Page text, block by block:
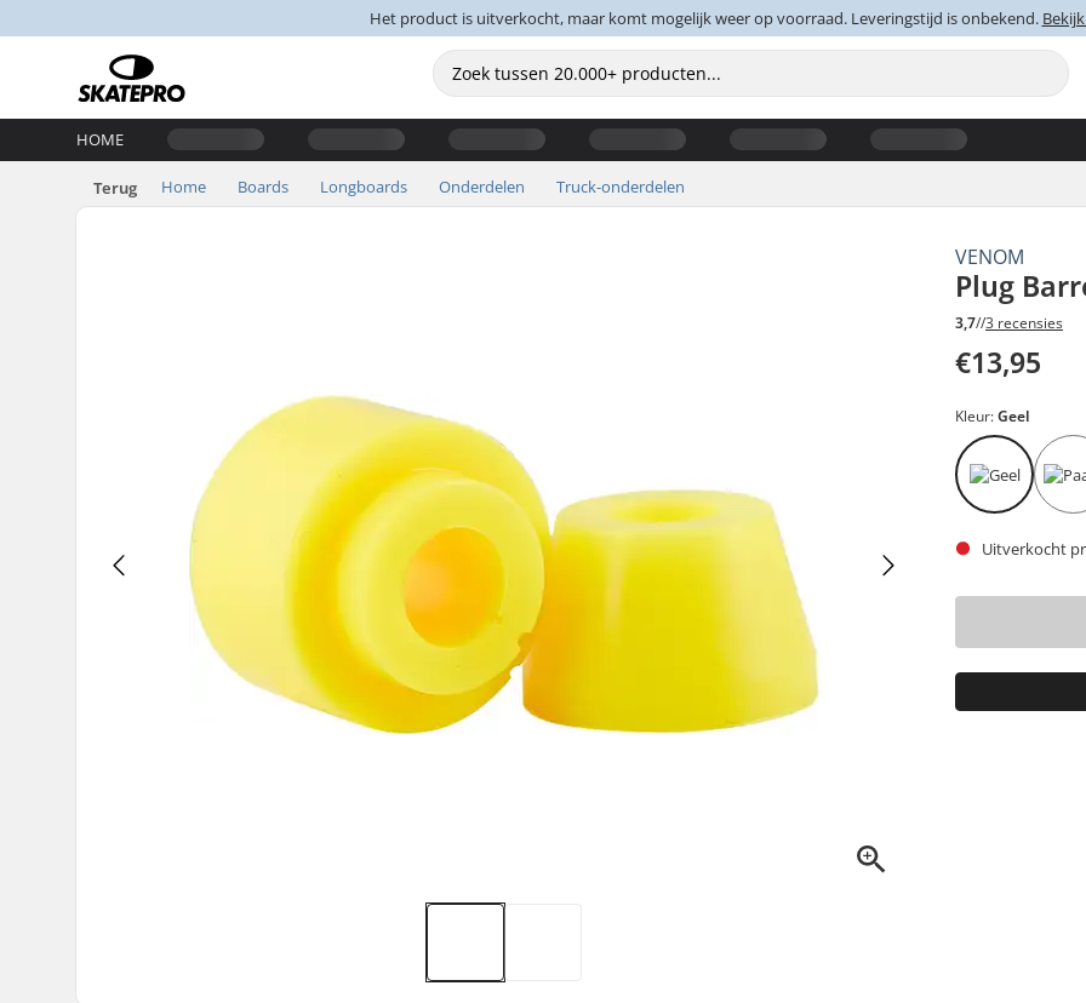
Het product is uitverkocht, maar komt mogelijk weer op voorraad. Leveringstijd is onbekend.
HOME
Terug Home Boards Longboards Onderdelen Truck-onderdelen
VENOM
Plug
3,7//3 recensies
€13,95
Kleur:Geel
Uitverkocht